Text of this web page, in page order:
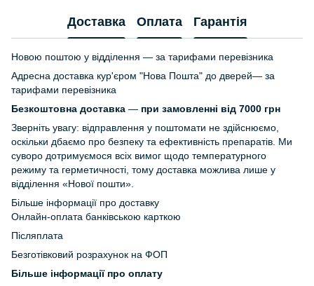
Доставка Оплата Гарантія
Новою поштою у відділення — за тарифами перевізника
Адресна доставка кур'єром "Нова Пошта" до дверей— за
тарифами перевізника
Безкоштовна доставка — при замовленні від 7000 грн
Зверніть увагу: відправлення у поштомати не здійснюємо,
оскільки дбаємо про безпеку та ефективність препаратів. Ми
суворо дотримуємося всіх вимог щодо температурного
режиму та герметичності, тому доставка можлива лише у
відділення «Нової пошти».
Більше інформації про доставку
Онлайн-оплата банківською карткою
Післяплата
Безготівковий розрахунок на ФОП
Більше інформації про оплату